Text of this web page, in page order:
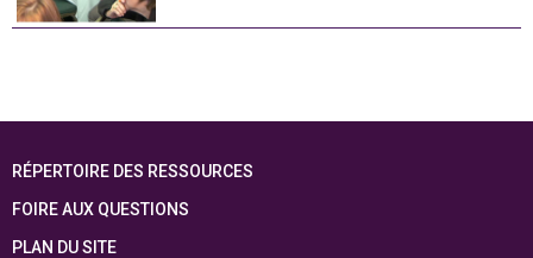
RÉPERTOIRE DES RESSOURCES
FOIRE AUX QUESTIONS
PLAN DU SITE